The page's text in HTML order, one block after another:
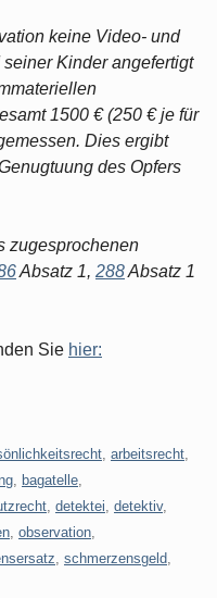
keine Video- und
Kinder angefertigt
1500 € (250 € je für
Dies ergibt
des Opfers
zugesprochenen
Absatz 1, 288Absatz 1
Sie hier:
arbeitsrecht
bagatelle
detektei detektiv,
observation
schmerzensgeld